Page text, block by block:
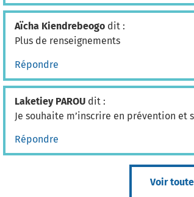
Aïcha Kiendrebeogo dit :
Plus de renseignements
Répondre
Laketiey PAROU dit :
Je souhaite m’inscrire en prévention et
Répondre
Voir